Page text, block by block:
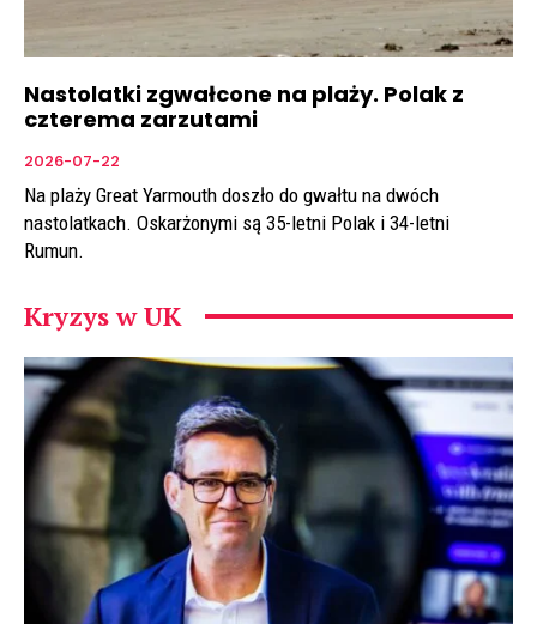
Nastolatki zgwałcone na plaży. Polak z
czterema zarzutami
2026-07-22
Na plaży Great Yarmouth doszło do gwałtu na dwóch
nastolatkach. Oskarżonymi są 35-letni Polak i 34-letni
Rumun.
Kryzys w UK